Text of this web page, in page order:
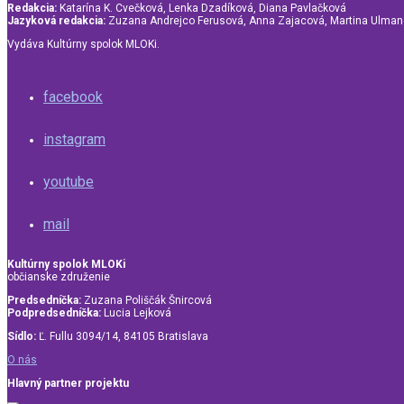
Redakcia: Katarína K. Cvečková, Lenka Dzadíková, Diana Pavlačková
Jazyková redakcia: Zuzana Andrejco Ferusová, Anna Zajacová, Martina
Vydáva Kultúrny spolok MLOKi.
facebook
instagram
youtube
mail
Kultúrny spolok MLOKi
občianske združenie
Predsedníčka: Zuzana Poliščák Šnircová
Podpredsedníčka: Lucia Lejková
Sídlo: Ľ. Fullu 3094/14, 84105 Bratislava
O nás
Hlavný partner projektu